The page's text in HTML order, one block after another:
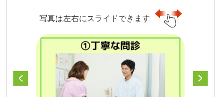
写真は左右にスライドできます